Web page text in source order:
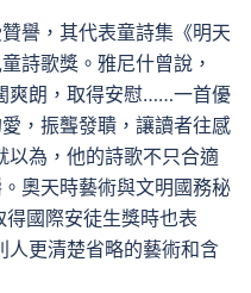
譽，其代表童詩集《明天
詩歌獎。雅尼什曾說，
爽朗，取得安慰……一首優
，振聾發聵，讓讀者往感
以為，他的詩歌不只合適
奧天時藝術與文明國務秘
得國際安徒生獎時也表
人更清楚省略的藝術和含